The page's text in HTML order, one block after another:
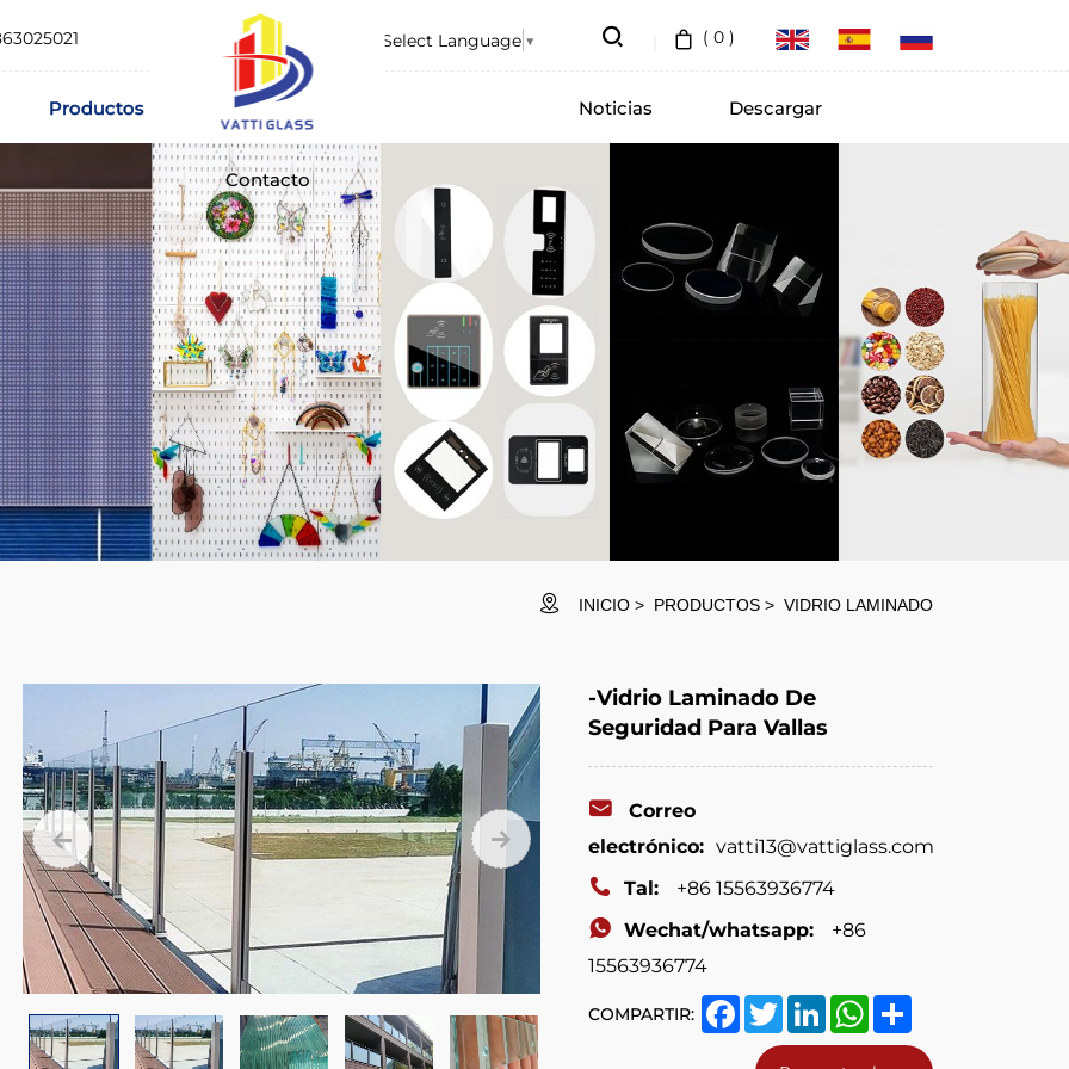
Select Language ▼ ( 0 )
Productos Noticias Descargar
Contacto
INICIO PRODUCTOS VIDRIO LAMINADO
-Vidrio Laminado De
Seguridad Para Vallas
Correo
electrónico: vatti13@vattiglass.com
Tal:
+86 15563936774
Wechat/whatsapp:
+86
15563936774
COMPARTIR: Facebook
TwitterLinkedInWhatsApp
Share